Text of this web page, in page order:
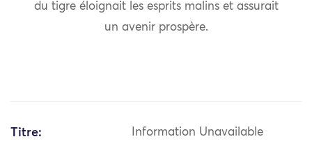
du tigre éloignait les esprits malins et assurait
un avenir prospère.
Titre: Information Unavailable